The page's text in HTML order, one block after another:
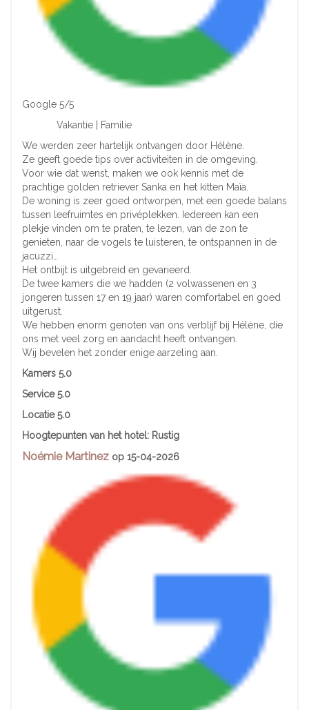
Google 5/5
Vakantie | Familie
We werden zeer hartelijk ontvangen door Hélène.
Ze geeft goede tips over activiteiten in de omgeving.
Voor wie dat wenst, maken we ook kennis met de
prachtige golden retriever Sanka en het kitten Maïa.
De woning is zeer goed ontworpen, met een goede balans
tussen leefruimtes en privéplekken. Iedereen kan een
plekje vinden om te praten, te lezen, van de zon te
genieten, naar de vogels te luisteren, te ontspannen in de
jacuzzi…
Het ontbijt is uitgebreid en gevarieerd.
De twee kamers die we hadden (2 volwassenen en 3
jongeren tussen 17 en 19 jaar) waren comfortabel en goed
uitgerust.
We hebben enorm genoten van ons verblijf bij Hélène, die
ons met veel zorg en aandacht heeft ontvangen.
Wij bevelen het zonder enige aarzeling aan.
Kamers 5.0
Service5.0
Locatie5.0
Hoogtepunten van het hotel: Rustig
Noémie Martinez op 15-04-2026